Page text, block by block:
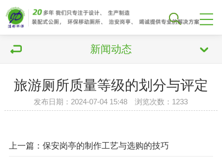
新闻动态
旅游厕所质量等级的划分与评定
发布日期：2024-07-04 15:48 浏览次数： 1233
上一篇：保安岗亭的制作工艺与选购的技巧